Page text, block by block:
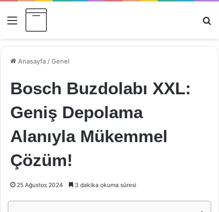
Menü
Anasayfa /Genel
Bosch Buzdolabı XXL:
Geniş Depolama
Alanıyla Mükemmel
Çözüm!
25 Ağustos 2024 3 dakika okuma süresi